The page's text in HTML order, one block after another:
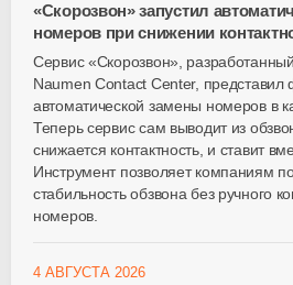
«Скорозвон» запустил
номеров при снижении
Сервис «Скорозвон»,
Naumen Contact Center, представил
автоматической замены номеров в
Теперь сервис сам выводит из
снижается контактность, и ставит
Инструмент позволяет компаниям
стабильность обзвона без ручного
номеров.
4 АВГУСТА 2026